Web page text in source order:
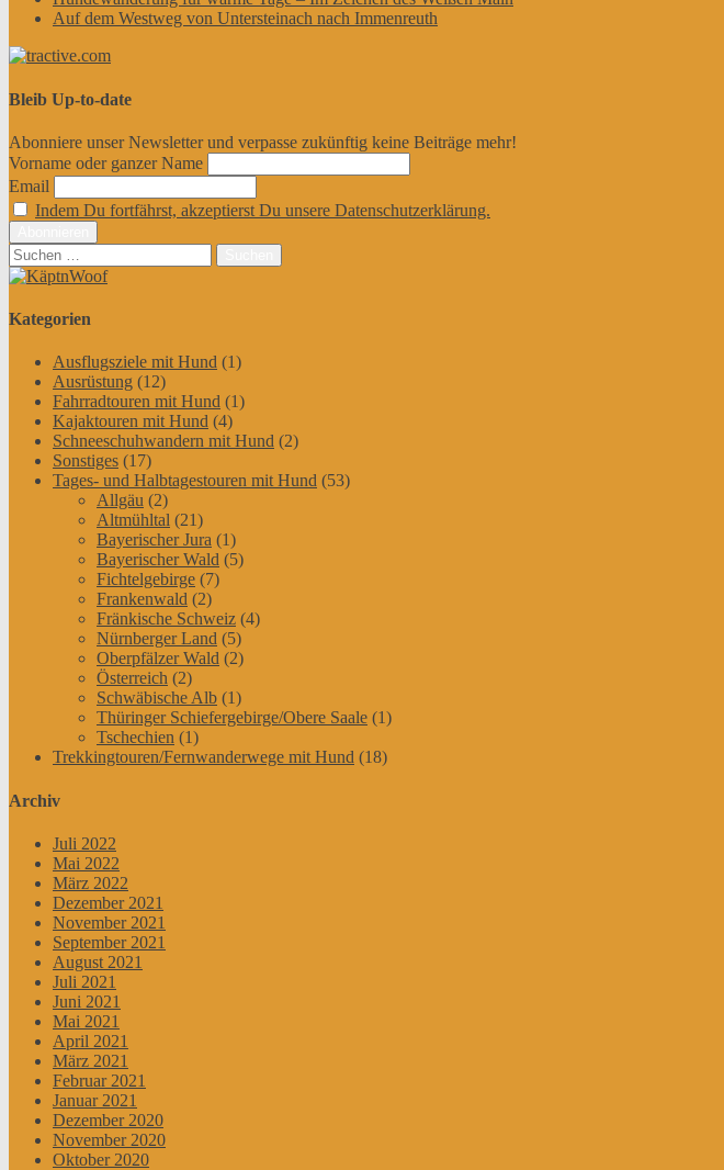
Auf dem Westweg von Untersteinach nach Immenreuth
Bleib Up-to-date
Abonniere unser Newsletter und verpasse zukünftig keine Beiträge mehr!
Vorname oder ganzer Name
Email
Indem Du fortfährst, akzeptierst Du unsere Datenschutzerklärung.
Suchen
nach:
Kategorien
Ausflugsziele mit Hund (1)
Ausrüstung (12)
Fahrradtouren mit Hund (1)
Kajaktouren mit Hund (4)
Schneeschuhwandern mit Hund (2)
Sonstiges (17)
Tages- und Halbtagestouren mit Hund (53)
Allgäu (2)
Altmühltal (21)
Bayerischer Jura (1)
Bayerischer Wald (5)
Fichtelgebirge (7)
Frankenwald (2)
Fränkische Schweiz (4)
Nürnberger Land (5)
Oberpfälzer Wald (2)
Österreich (2)
Schwäbische Alb (1)
Thüringer Schiefergebirge/Obere Saale (1)
Tschechien (1)
Trekkingtouren/Fernwanderwege mit Hund (18)
Archiv
Juli 2022
Mai 2022
März 2022
Dezember 2021
November 2021
September 2021
August 2021
Juli 2021
Juni 2021
Mai 2021
April 2021
März 2021
Februar 2021
Januar 2021
Dezember 2020
November 2020
Oktober 2020